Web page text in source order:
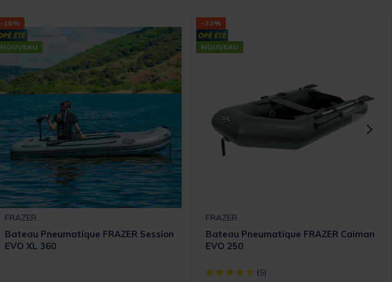
-10%
NOUVEAU
FRAZER
Bateau Pneumatique FRAZER Session
EVO XL 360
-33%
NOUVEAU
FRAZER
Bateau Pneumatique FRAZER Caiman
EVO 250
[object Object] out of 5 Customer Rating
(5)